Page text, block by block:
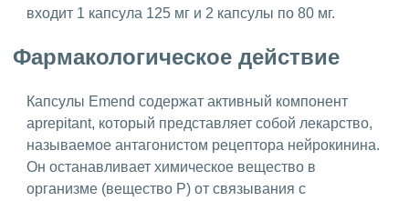
входит 1 капсула 125 мг и 2 капсулы по 80 мг.
Фармакологическое действие
Капсулы Emend содержат активный компонент
aprepitant, который представляет собой лекарство,
называемое антагонистом рецептора нейрокинина.
Он останавливает химическое вещество в
организме (вещество P) от связывания с